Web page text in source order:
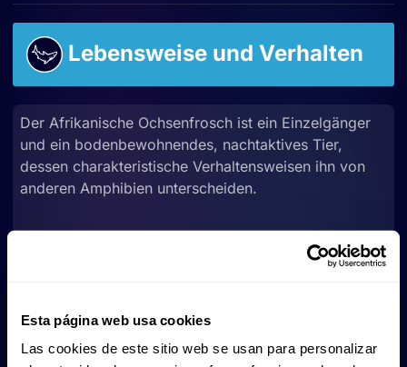
Esta página web usa cookies
Las cookies de este sitio web se usan para personalizar
Lebensweise und Verhalten
Der Afrikanische Ochsenfrosch ist ein Einzelgänger
und ein bodenbewohnendes, nachtaktives Tier,
dessen charakteristische Verhaltensweisen ihn von
anderen Amphibien unterscheiden.
Männchen sind in dieser Zeit stark territorial und
aggressiv.